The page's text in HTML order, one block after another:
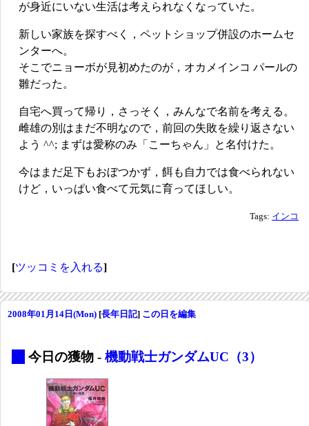
が身近にいない生活は考えられなくなっていた。
新しい家族を探すべく，ペットショップ併設のホームセ
ンターへ。
そこでニョーボが見初めたのが，オカメインコ パールの
雛だった。
自宅へ買って帰り，さっそく，みんなで名前を考える。
雌雄の別はまだ不明なので，前回の失敗を繰り返さない
よう ^^; まずは愛称のみ「こーちゃん」と名付けた。
今はまだ足下もおぼつかず，餌も自力では食べられない
けど，いっぱい食べて元気に育ってほしい。
Tags: インコ
[ツッコミを入れる]
2008年01月14日(Mon) [長年日記] この日を編集
今日の獲物 -機動戦士ガンダムUC（3）